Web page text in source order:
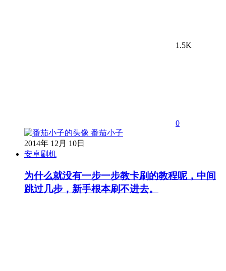
1.5K
0
番茄小子
2014年 12月 10日
安卓刷机
为什么就没有一步一步教卡刷的教程呢，中间
跳过几步，新手根本刷不进去。